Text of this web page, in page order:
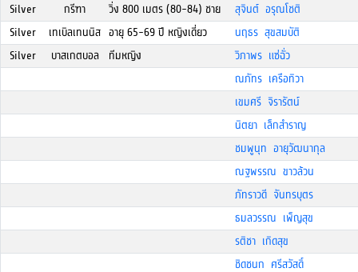
Silver
กรีฑา วิ่ง 800 เมตร (80-84) ชาย
สุจินต์ อรุณโชติ
Silver
เทเบิลเทนนิส อายุ 65-69 ปี หญิงเดี่ยว
นฤธร สุขสมบัติ
Silver
บาสเกตบอล ทีมหญิง
วิภาพร แซ่ฉั่ว
ณภัทร เครือทิวา
เขมศรี จิรารัตน์
นิตยา เล็กสำราญ
ชมพูนุท อายุวัฒนากุล
ณฐพรรณ ขาวล้วน
ภัทราวดี จันทรบุตร
ธมลวรรณ เพ็ญสุข
รติชา เกิดสุข
ชิดชนก ศรีสวัสดิ์